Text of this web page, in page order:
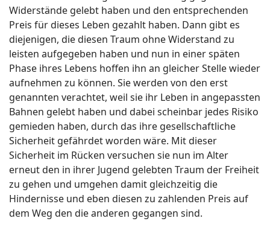
Widerstände gelebt haben und den entsprechenden
Preis für dieses Leben gezahlt haben. Dann gibt es
diejenigen, die diesen Traum ohne Widerstand zu
leisten aufgegeben haben und nun in einer späten
Phase ihres Lebens hoffen ihn an gleicher Stelle wieder
aufnehmen zu können. Sie werden von den erst
genannten verachtet, weil sie ihr Leben in angepassten
Bahnen gelebt haben und dabei scheinbar jedes Risiko
gemieden haben, durch das ihre gesellschaftliche
Sicherheit gefährdet worden wäre. Mit dieser
Sicherheit im Rücken versuchen sie nun im Alter
erneut den in ihrer Jugend gelebten Traum der Freiheit
zu gehen und umgehen damit gleichzeitig die
Hindernisse und eben diesen zu zahlenden Preis auf
dem Weg den die anderen gegangen sind.